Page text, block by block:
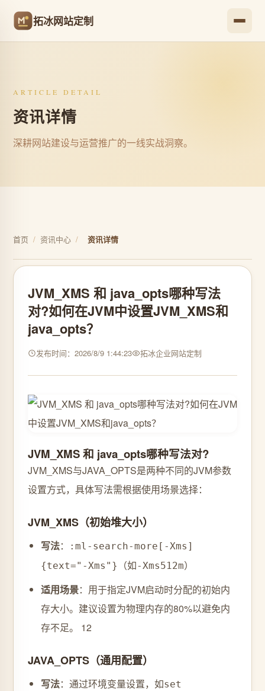
拓冰网站定制
ARTICLE DETAIL
资讯详情
深耕网站建设与运营推广的一线实战洞察。
首页 / 资讯中心 / 资讯详情
JVM_XMS 和 java_opts哪种写法
对?如何在JVM中设置JVM_XMS和
java_opts？
发布时间：2026/8/9 1:44:23 拓冰企业网站定制
JVM_XMS 和 java_opts哪种写法对?
JVM_XMS与JAVA_OPTS是两种不同的JVM参数
设置方式，具体写法需根据使用场景选择：
JVM_XMS（初始堆大小）
写法‌：
:ml-search-more[-Xms]
{text="-Xms"}
（如-Xms512m）
适用场景‌：用于指定JVM启动时分配的初始内
存大小。建议设置为物理内存的80%以避免内
存不足。 ‌ 12
JAVA_OPTS（通用配置）
写法‌：通过环境变量设置，如set